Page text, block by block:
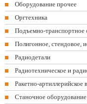
Оборудование прочее
Оргтехника
Подъемно-транспортное
Полигонное, стендовое,
Радиодетали
Радиотехническое и
Ракетно-артиллерийское
Станочное оборудование